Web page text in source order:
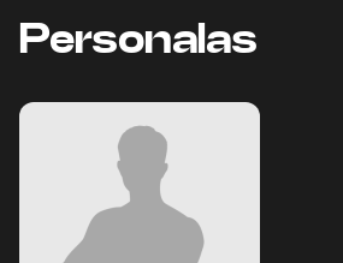
Personalas